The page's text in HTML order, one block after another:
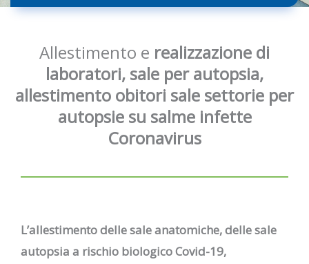
Allestimento e realizzazione di
laboratori, sale per autopsia,
allestimento obitori sale settorie per
autopsie su salme infette
Coronavirus
L’allestimento delle sale anatomiche, delle sale
autopsia a rischio biologico Covid-19,